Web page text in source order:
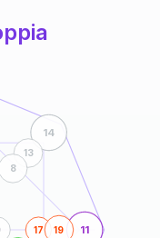
11
14
17 19
13
8